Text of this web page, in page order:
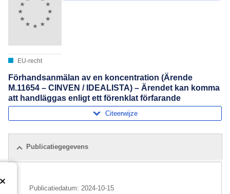
EU-recht
Förhandsanmälan av en koncentration (Ärende
M.11654 – CINVEN / IDEALISTA) – Ärendet kan komma
att handläggas enligt ett förenklat förfarande
Citeerwijze
Publicatiegegevens
Publicatiedatum: 2024-10-15